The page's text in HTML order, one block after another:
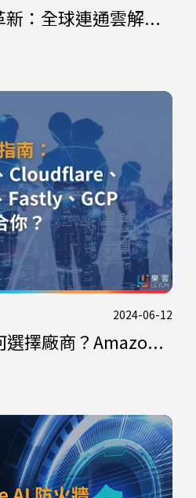
：全球連通雲解...
2024-06-12
選擇廠商？Amazo...